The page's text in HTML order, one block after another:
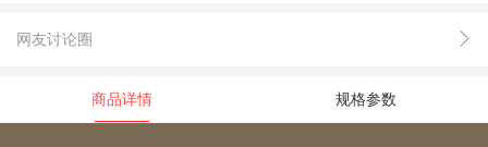
网友讨论圈
商品详情 规格参数